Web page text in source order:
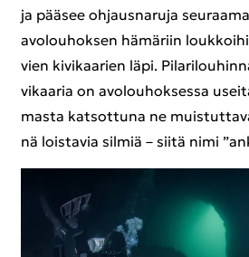
ja pää­see oh­jaus­na­ru­ja
avo­lou­hok­sen hä­mä­riin
vien ki­vi­kaa­rien läpi.
vi­kaa­ria on avo­lou­hok­ses­sa
mas­ta kat­sot­tu­na ne
nä lois­ta­via sil­miä – siitä nimi